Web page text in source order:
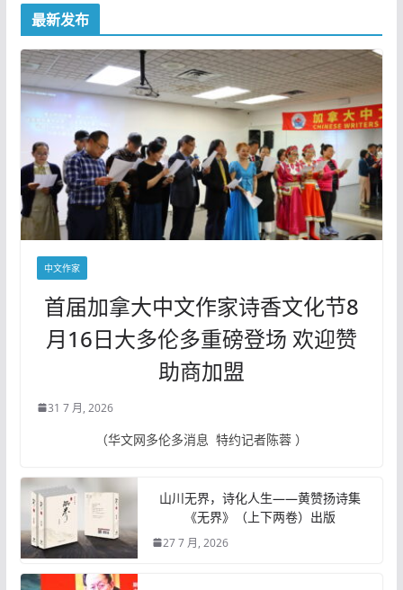
最新发布
中文作家
首届加拿大中文作家诗香文化节8
月16日大多伦多重磅登场 欢迎赞
助商加盟
31 7 月, 2026
（华文网多伦多消息 特约记者陈蓉 ）
山川无界，诗化人生——黄赞扬诗集
《无界》（上下两卷）出版
27 7 月, 2026